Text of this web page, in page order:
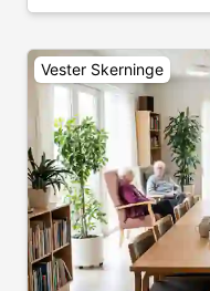
Vester Skerninge